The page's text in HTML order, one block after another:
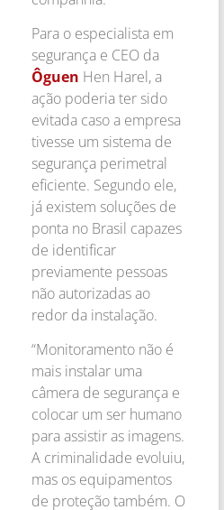
Para o especialista em
segurança e CEO da
Ôguen Hen Harel, a
ação poderia ter sido
evitada caso a empresa
tivesse um sistema de
segurança perimetral
eficiente. Segundo ele,
já existem soluções de
ponta no Brasil capazes
de identificar
previamente pessoas
não autorizadas ao
redor da instalação.
“Monitoramento não é
mais instalar uma
câmera de segurança e
colocar um ser humano
para assistir as imagens.
A criminalidade evoluiu,
mas os equipamentos
de proteção também. O